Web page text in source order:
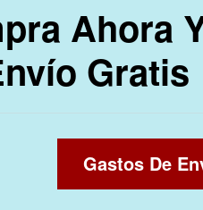
Ahora
Gratis
Gastos De